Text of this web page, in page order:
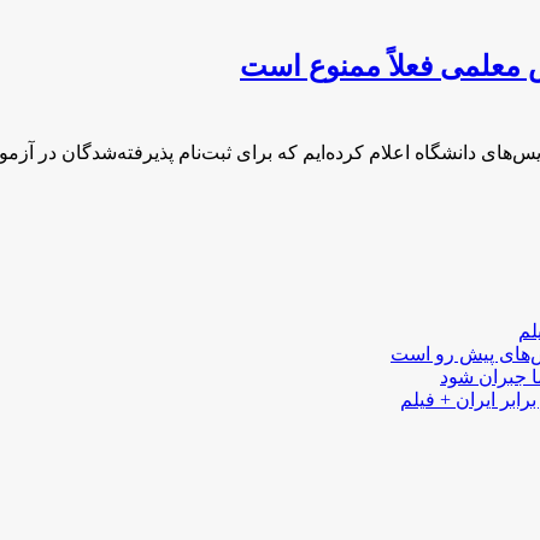
معلمی فعلاً ممنوع است
دانشگاه اعلام کرده‌ایم که برای ثبت‌نام پذیرفته‌شدگان در
پیش رو است
جبران شود
ایران + فیلم